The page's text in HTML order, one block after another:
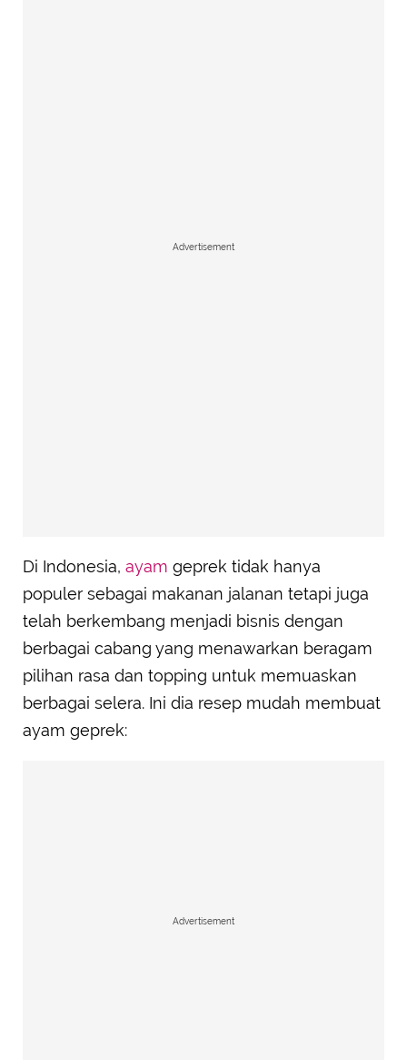
Advertisement
Di Indonesia, ayam geprek tidak hanya
populer sebagai makanan jalanan tetapi juga
telah berkembang menjadi bisnis dengan
berbagai cabang yang menawarkan beragam
pilihan rasa dan topping untuk memuaskan
berbagai selera. Ini dia resep mudah membuat
ayam geprek:
Advertisement